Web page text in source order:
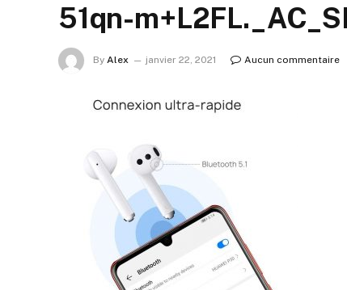
51qn-
By Alex janvier 22, 2021 Aucun commentaire